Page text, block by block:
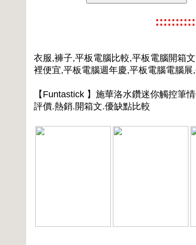
衣服,褲子,平板電腦比較,平板電腦開箱
裡便宜,平板電腦週年慶,平板電腦電腦
【Funtastick 】施華洛水鑽迷你觸控筆
評價.熱銷.開箱文.優缺點比較